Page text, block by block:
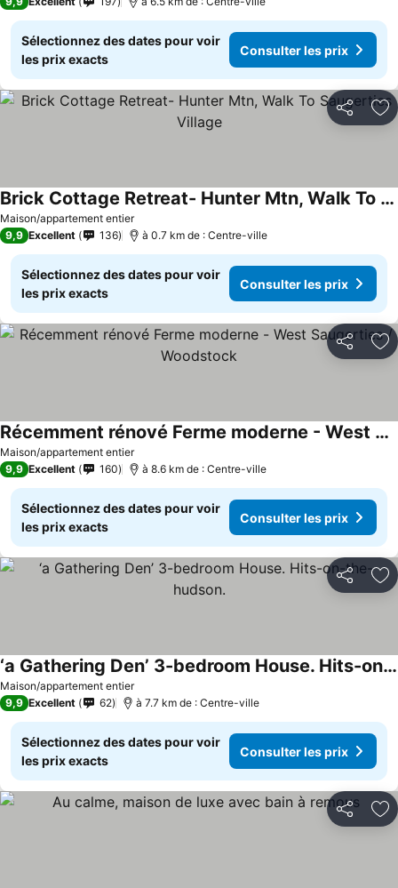
Sélectionnez des dates pour voir
les prix exacts
Consulter les prix
Partager
Maison/appartement entier
Brick Cottage Retreat- Hunter Mtn, Walk To Saugerties Village
9,9 Excellent 136 à 0.7 km de : Centre-ville
Sélectionnez des dates pour voir
les prix exacts
Consulter les prix
Partager
Maison/appartement entier
Récemment rénové Ferme moderne - West Saugerties / Woodstock
9,9 Excellent 160 à 8.6 km de : Centre-ville
Sélectionnez des dates pour voir
les prix exacts
Consulter les prix
Partager
Maison/appartement entier
‘a Gathering Den’ 3-bedroom House. Hits-on-the-hudson.
9,9 Excellent 62 à 7.7 km de : Centre-ville
Sélectionnez des dates pour voir
les prix exacts
Consulter les prix
Partager